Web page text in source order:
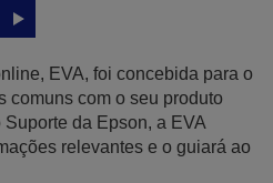
EVA, foi concebida para o
comuns com o seu produto
da Epson, a EVA
relevantes e o guiará ao